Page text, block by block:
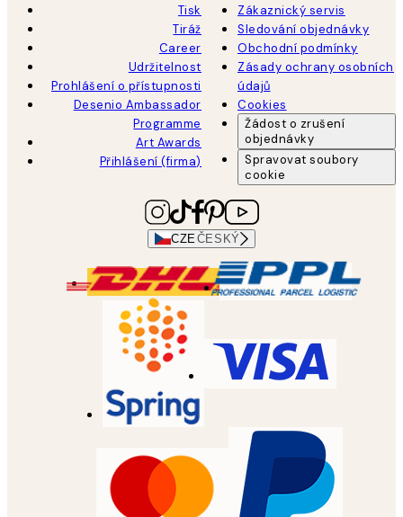
Tisk
Tiráž
Career
Udržitelnost
Prohlášení o přístupnosti
Desenio Ambassador
Programme
Art Awards
Přihlášení (firma)
Zákaznický servis
Sledování objednávky
Obchodní podmínky
Zásady ochrany osobních
údajů
Cookies
Žádost o zrušení
objednávky
Spravovat soubory
cookie
CZE ČESKÝ